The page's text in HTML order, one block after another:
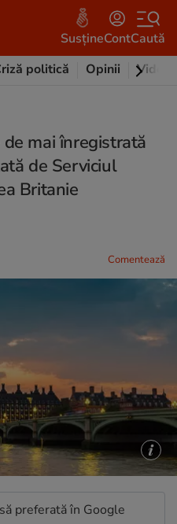
SusțineContCaută
politică Opinii Video
mai înregistrată
de Serviciul
Britanie
Comentează
preferată în Google